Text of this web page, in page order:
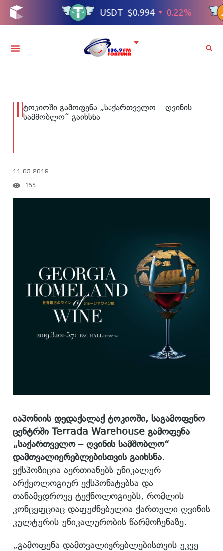
ტოკიოში გამოფენა „საქართველო – ღვინის
სამშობლო“ გაიხსნა
11.03.2019
155
იაპონიის დედაქალაქ ტოკიოში, საგამოფენო
ცენტრში Terrada Warehouse გამოფენა
„საქართველო– ღვინის სამშობლო“
დამთვალიერებლებისთვის გაიხსნა.
ექსპოზიცია აერთიანებს უნიკალურ
არქეოლოგიურ ექსპონატებსა და
თანამედროვე ტექნოლოგიებს, რომლის
კონცეფციაც დაფუძნებულია ქართული ღვინის
კულტურის უნიკალურობის წარმოჩენაზე.
„გამოფენა დამთვალიერებლებისთვის უკვე